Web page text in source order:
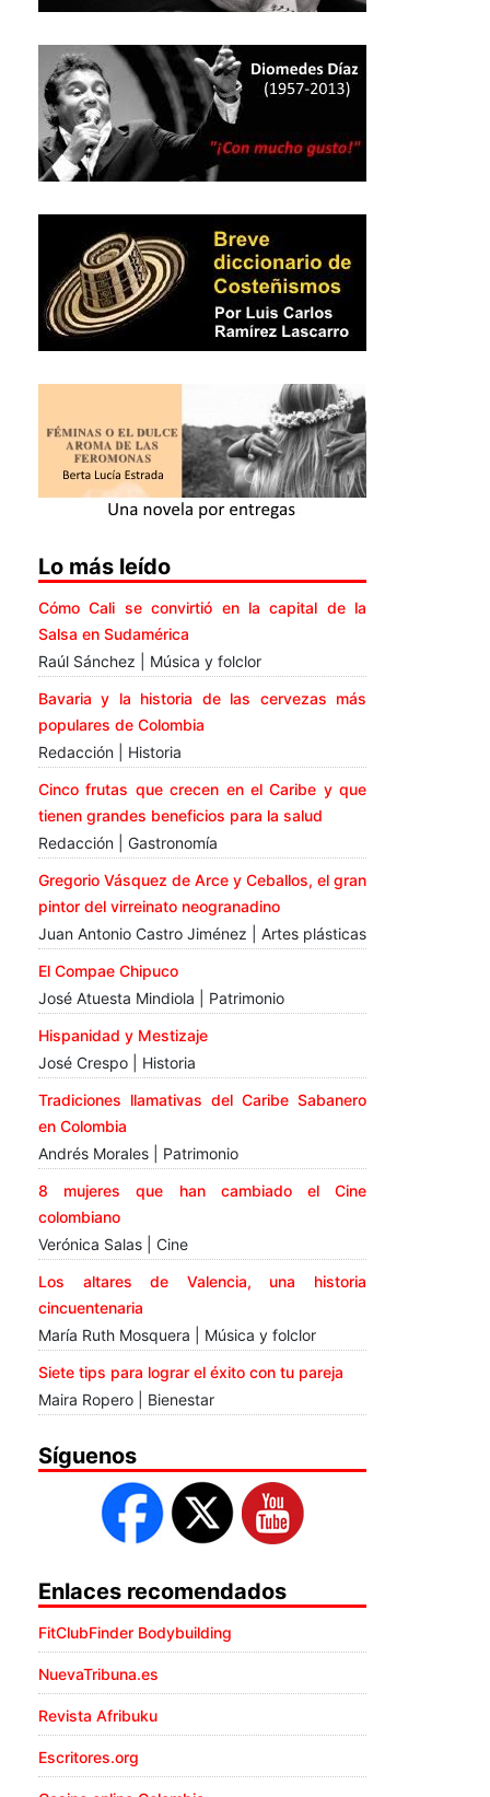
Lo más leído
Cómo Cali se convirtió en la capital de la
Salsa en Sudamérica
Raúl Sánchez | Música y folclor
Bavaria y la historia de las cervezas más
populares de Colombia
Redacción | Historia
Cinco frutas que crecen en el Caribe y que
tienen grandes beneficios para la salud
Redacción | Gastronomía
Gregorio Vásquez de Arce y Ceballos, el gran
pintor del virreinato neogranadino
Juan Antonio Castro Jiménez | Artes plásticas
El Compae Chipuco
José Atuesta Mindiola | Patrimonio
Hispanidad y Mestizaje
José Crespo | Historia
Tradiciones llamativas del Caribe Sabanero
en Colombia
Andrés Morales | Patrimonio
8 mujeres que han cambiado el Cine
colombiano
Verónica Salas | Cine
Los altares de Valencia, una historia
cincuentenaria
María Ruth Mosquera | Música y folclor
Siete tips para lograr el éxito con tu pareja
Maira Ropero | Bienestar
Síguenos
Enlaces recomendados
FitClubFinder Bodybuilding
NuevaTribuna.es
Revista Afribuku
Escritores.org